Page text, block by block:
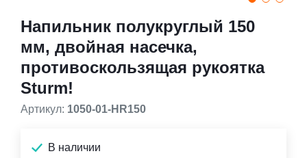
Напильник полукруглый 150
мм, двойная насечка,
противоскользящая рукоятка
Sturm!
Артикул: 1050-01-HR150
В наличии